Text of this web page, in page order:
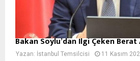
Bakan Soylu’dan İlgi Çeken Berat
Yazan: İstanbul Temsilcisi 11 Kasım